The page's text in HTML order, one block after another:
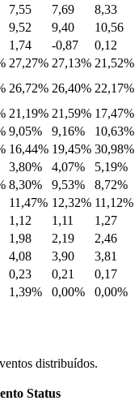
7,55 7,69
8,33
9,52 9,40
10,56
1,74 -0,87
0,12
27,27% 27,13% 21,52%
26,72% 26,40% 22,17%
21,19% 21,59% 17,47%
9,05% 9,16%
10,63%
16,44% 19,45% 30,98%
3,80% 4,07%
5,19%
8,30% 9,53%
8,72%
11,47% 12,32% 11,12%
1,12 1,11
1,27
1,98 2,19
2,46
4,08 3,90
3,81
0,23 0,21
0,17
1,39% 0,00% 0,00%
distribuídos.
Status